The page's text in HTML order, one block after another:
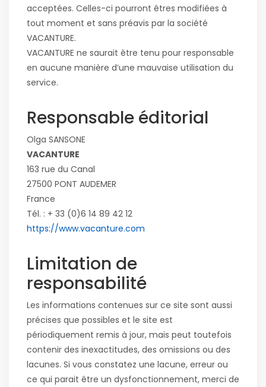
acceptées. Celles-ci pourront êtres modifiées à
tout moment et sans préavis par la société
VACANTURE.
VACANTURE ne saurait être tenu pour responsable
en aucune manière d’une mauvaise utilisation du
service.
Responsable éditorial
Olga SANSONE
VACANTURE
163 rue du Canal
27500 PONT AUDEMER
France
Tél. : + 33 (0)6 14 89 42 12
https://www.vacanture.com
Limitation de
responsabilité
Les informations contenues sur ce site sont aussi
précises que possibles et le site est
périodiquement remis à jour, mais peut toutefois
contenir des inexactitudes, des omissions ou des
lacunes. Si vous constatez une lacune, erreur ou
ce qui parait être un dysfonctionnement, merci de